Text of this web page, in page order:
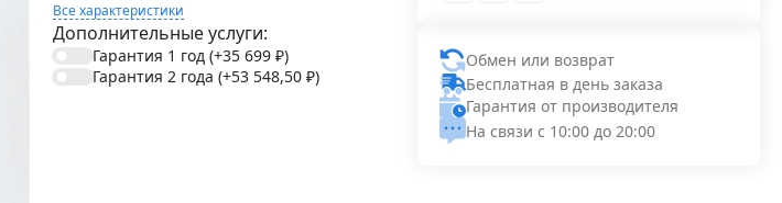
Все характеристики
Дополнительные услуги:
Гарантия 1 год (+35 699 ₽)
Гарантия 2 года (+53 548,50 ₽)
Обмен или возврат
Бесплатная в день заказа
Гарантия от производителя
На связи с 10:00 до 20:00